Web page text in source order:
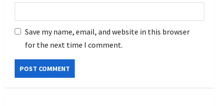
Save my name, email, and website in this browser
for the next time I comment.